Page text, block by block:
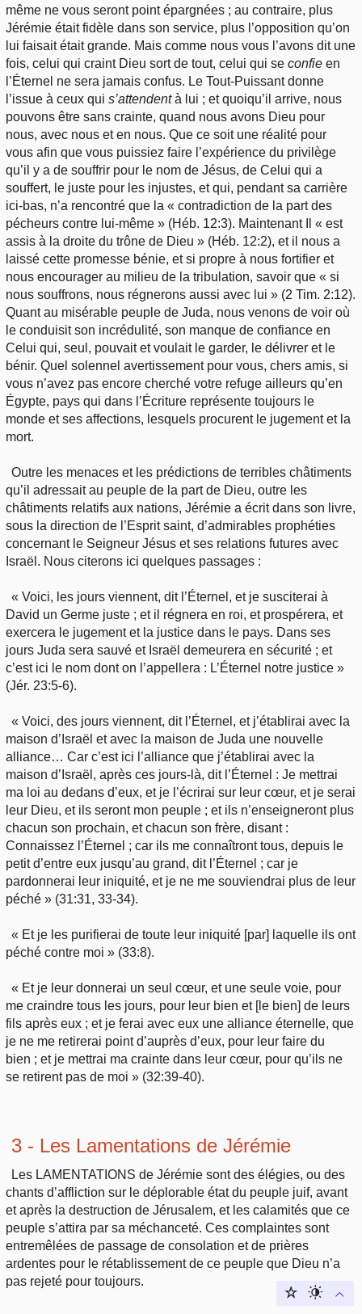
même ne vous seront point épargnées ; au contraire, plus
Jérémie était fidèle dans son service, plus l’opposition qu’on
lui faisait était grande. Mais comme nous vous l’avons dit une
fois, celui qui craint Dieu sort de tout, celui qui se confie en
l’Éternel ne sera jamais confus. Le Tout-Puissant donne
l’issue à ceux qui s’attendentà lui ; et quoiqu’il arrive, nous
pouvons être sans crainte, quand nous avons Dieu pour
nous, avec nous et en nous. Que ce soit une réalité pour
vous afin que vous puissiez faire l’expérience du privilège
qu’il y a de souffrir pour le nom de Jésus, de Celui qui a
souffert, le juste pour les injustes, et qui, pendant sa carrière
ici-bas, n’a rencontré que la « contradiction de la part des
pécheurs contre lui-même » (Héb. 12:3). Maintenant Il « est
assis à la droite du trône de Dieu » (Héb. 12:2), et il nous a
laissé cette promesse bénie, et si propre à nous fortifier et
nous encourager au milieu de la tribulation, savoir que « si
nous souffrons, nous régnerons aussi avec lui » (2 Tim. 2:12).
Quant au misérable peuple de Juda, nous venons de voir où
le conduisit son incrédulité, son manque de confiance en
Celui qui, seul, pouvait et voulait le garder, le délivrer et le
bénir. Quel solennel avertissement pour vous, chers amis, si
vous n’avez pas encore cherché votre refuge ailleurs qu’en
Égypte, pays qui dans l’Écriture représente toujours le
monde et ses affections, lesquels procurent le jugement et la
mort.
Outre les menaces et les prédictions de terribles châtiments
qu’il adressait au peuple de la part de Dieu, outre les
châtiments relatifs aux nations, Jérémie a écrit dans son livre,
sous la direction de l’Esprit saint, d’admirables prophéties
concernant le Seigneur Jésus et ses relations futures avec
Israël. Nous citerons ici quelques passages :
« Voici, les jours viennent, dit l’Éternel, et je susciterai à
David un Germe juste ; et il régnera en roi, et prospérera, et
exercera le jugement et la justice dans le pays. Dans ses
jours Juda sera sauvé et Israël demeurera en sécurité ; et
c’est ici le nom dont on l’appellera : L’Éternel notre justice »
(Jér. 23:5-6).
« Voici, des jours viennent, dit l’Éternel, et j’établirai avec la
maison d’Israël et avec la maison de Juda une nouvelle
alliance… Car c’est ici l’alliance que j’établirai avec la
maison d’Israël, après ces jours-là, dit l’Éternel : Je mettrai
ma loi au dedans d’eux, et je l’écrirai sur leur cœur, et je serai
leur Dieu, et ils seront mon peuple ; et ils n’enseigneront plus
chacun son prochain, et chacun son frère, disant :
Connaissez l’Éternel ; car ils me connaîtront tous, depuis le
petit d’entre eux jusqu’au grand, dit l’Éternel ; car je
pardonnerai leur iniquité, et je ne me souviendrai plus de leur
péché » (31:31, 33-34).
« Et je les purifierai de toute leur iniquité [par] laquelle ils ont
péché contre moi » (33:8).
« Et je leur donnerai un seul cœur, et une seule voie, pour
me craindre tous les jours, pour leur bien et [le bien] de leurs
fils après eux ; et je ferai avec eux une alliance éternelle, que
je ne me retirerai point d’auprès d’eux, pour leur faire du
bien ; et je mettrai ma crainte dans leur cœur, pour qu’ils ne
se retirent pas de moi » (32:39-40).
3 - Les Lamentations de Jérémie
Les LAMENTATIONS de Jérémie sont des élégies, ou des
chants d’affliction sur le déplorable état du peuple juif, avant
et après la destruction de Jérusalem, et les calamités que ce
peuple s’attira par sa méchanceté. Ces complaintes sont
entremêlées de passage de consolation et de prières
ardentes pour le rétablissement de ce peuple que Dieu n’a
pas rejeté pour toujours.